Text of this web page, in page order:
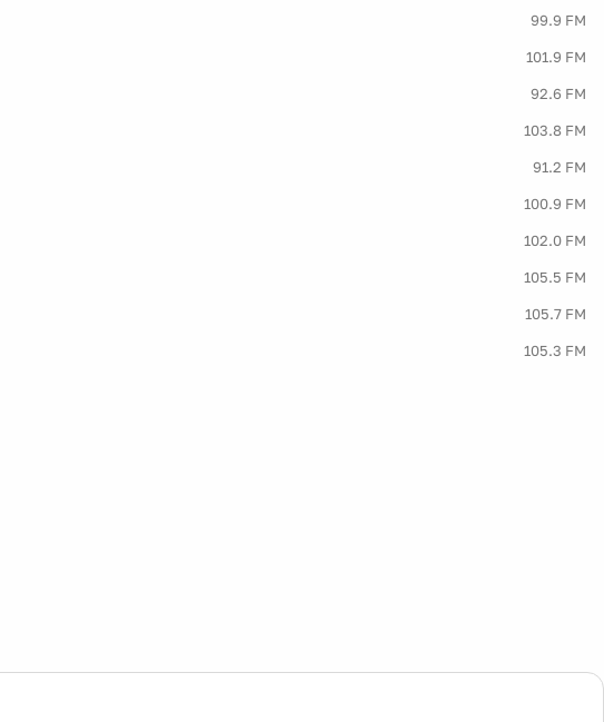
99.9 FM
101.9 FM
92.6 FM
103.8 FM
91.2 FM
100.9 FM
102.0 FM
105.5 FM
105.7 FM
105.3 FM